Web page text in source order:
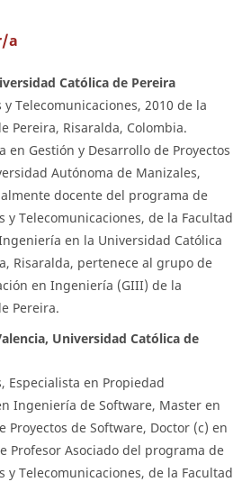
a
Católica de Pereira
Telecomunicaciones, 2010 de la
Pereira, Risaralda, Colombia.
en Gestión y Desarrollo de Proyectos
Autónoma de Manizales,
docente del programa de
y Telecomunicaciones, de la Facultad
en la Universidad Católica
Risaralda, pertenece al grupo de
en Ingeniería (GIII) de la
Pereira.
Universidad Católica de
Especialista en Propiedad
Ingeniería de Software, Master en
Proyectos de Software, Doctor (c) en
Profesor Asociado del programa de
y Telecomunicaciones, de la Facultad